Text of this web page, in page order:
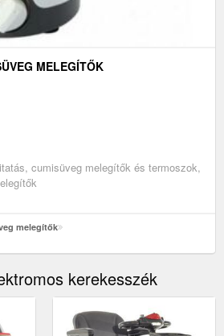
MELEGÍTŐK
cumisüveg melegítők és termoszok,
melegítők
kerekesszék